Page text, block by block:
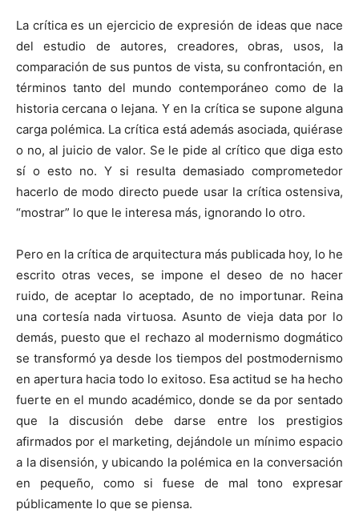
La crítica es un ejercicio de expresión de ideas que nace
del estudio de autores, creadores, obras, usos, la
comparación de sus puntos de vista, su confrontación, en
términos tanto del mundo contemporáneo como de la
historia cercana o lejana. Y en la crítica se supone alguna
carga polémica. La crítica está además asociada, quiérase
o no, al juicio de valor. Se le pide al crítico que diga esto
sí o esto no. Y si resulta demasiado comprometedor
hacerlo de modo directo puede usar la crítica ostensiva,
“mostrar” lo que le interesa más, ignorando lo otro.
Pero en la crítica de arquitectura más publicada hoy, lo he
escrito otras veces, se impone el deseo de no hacer
ruido, de aceptar lo aceptado, de no importunar. Reina
una cortesía nada virtuosa. Asunto de vieja data por lo
demás, puesto que el rechazo al modernismo dogmático
se transformó ya desde los tiempos del postmodernismo
en apertura hacia todo lo exitoso. Esa actitud se ha hecho
fuerte en el mundo académico, donde se da por sentado
que la discusión debe darse entre los prestigios
afirmados por el marketing, dejándole un mínimo espacio
a la disensión, y ubicando la polémica en la conversación
en pequeño, como si fuese de mal tono expresar
públicamente lo que se piensa.